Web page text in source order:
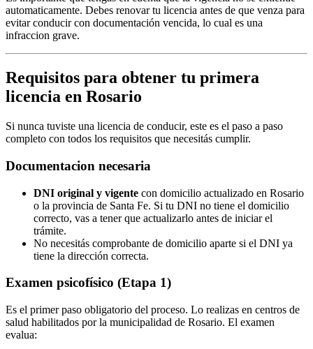
automaticamente. Debes renovar tu licencia antes de que venza para
evitar conducir con documentación vencida, lo cual es una
infraccion grave.
Requisitos para obtener tu primera
licencia en Rosario
Si nunca tuviste una licencia de conducir, este es el paso a paso
completo con todos los requisitos que necesitás cumplir.
Documentacion necesaria
DNI original y vigente con domicilio actualizado en Rosario
o la provincia de Santa Fe. Si tu DNI no tiene el domicilio
correcto, vas a tener que actualizarlo antes de iniciar el
trámite.
No necesitás comprobante de domicilio aparte si el DNI ya
tiene la dirección correcta.
Examen psicofísico (Etapa 1)
Es el primer paso obligatorio del proceso. Lo realizas en centros de
salud habilitados por la municipalidad de Rosario. El examen
evalua: